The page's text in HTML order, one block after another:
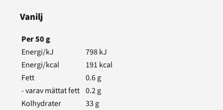
Vanilj
Per50g
Energi/kJ
798kJ
Energi/kcal
191 kcal
Fett
0.6g
- varav mättat fett 0.2g
Kolhydrater
33g